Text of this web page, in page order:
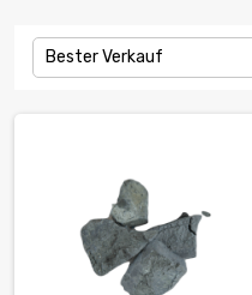
Bester Verkauf